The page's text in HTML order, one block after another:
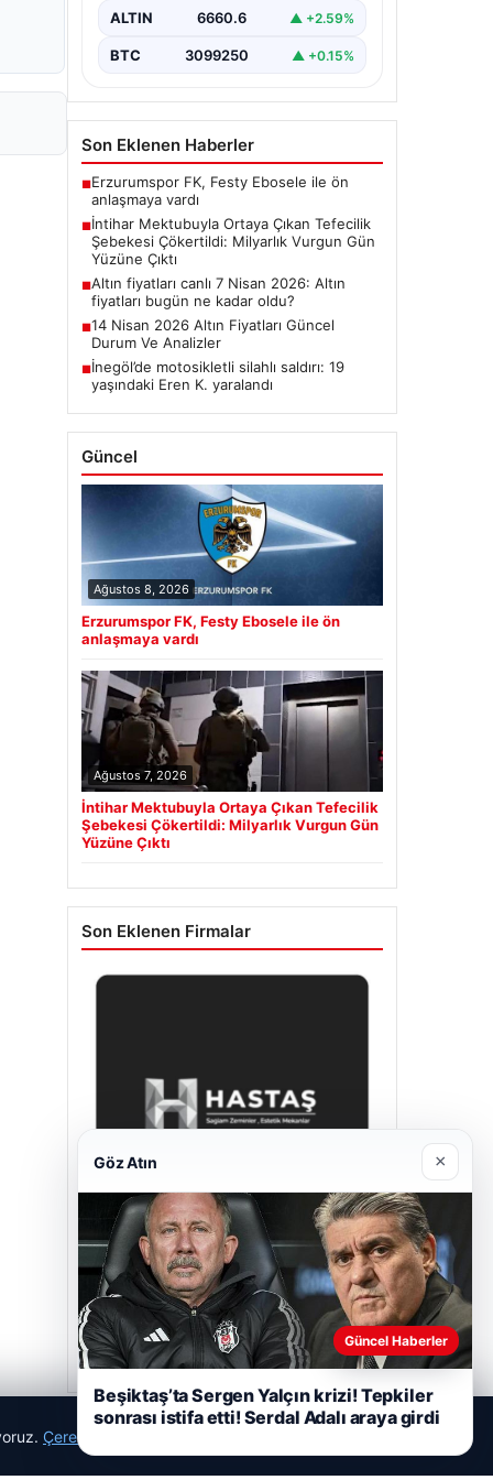
bölgedeki büyük…
ALTIN 6660.6 ▲ +2.59%
BTC 3099250 ▲ +0.15%
Son Eklenen Haberler
■Erzurumspor FK, Festy Ebosele ile ön
anlaşmaya vardı
■İntihar Mektubuyla Ortaya Çıkan Tefecilik
Şebekesi Çökertildi: Milyarlık Vurgun Gün
Yüzüne Çıktı
■Altın fiyatları canlı 7 Nisan 2026: Altın
fiyatları bugün ne kadar oldu?
■14 Nisan 2026 Altın Fiyatları Güncel
Durum Ve Analizler
■İnegöl’de motosikletli silahlı saldırı: 19
yaşındaki Eren K. yaralandı
Güncel
Ağustos 8, 2026
Erzurumspor FK, Festy Ebosele ile ön
anlaşmaya vardı
Ağustos 7, 2026
İntihar Mektubuyla Ortaya Çıkan Tefecilik
Şebekesi Çökertildi: Milyarlık Vurgun Gün
Yüzüne Çıktı
Son Eklenen Firmalar
Hastaş Beton
Mayıs 26, 2026
Çerez Politikamız
Göz Atın ×
Güncel Haberler
Beşiktaş’ta Sergen Yalçın krizi! Tepkiler
sonrası istifa etti! Serdal Adalı araya girdi